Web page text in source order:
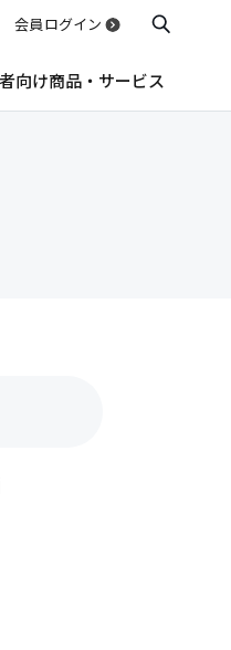
会員ログイン
向け商品・サービス